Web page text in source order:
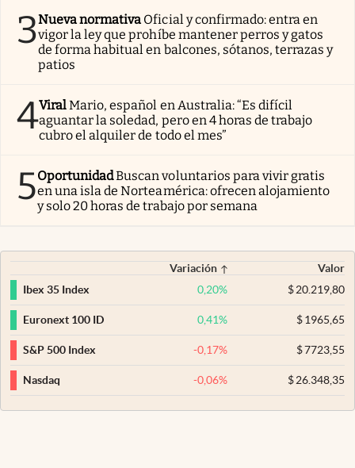
3Nueva normativa Oficial y confirmado: entra en
vigor la ley que prohíbe mantener perros y gatos
de forma habitual en balcones, sótanos, terrazas y
patios
4ViralMario, español en Australia: “Es difícil
aguantar la soledad, pero en 4 horas de trabajo
cubro el alquiler de todo el mes”
5OportunidadBuscan voluntarios para vivir gratis
en una isla de Norteamérica: ofrecen alojamiento
y solo 20 horas de trabajo por semana
Variación
Valor
Ibex 35 Index
0,20% $20.219,80
Euronext 100 ID 0,41% $1965,65
S&P 500 Index -0,17% $7723,55
Nasdaq -0,06% $26.348,35